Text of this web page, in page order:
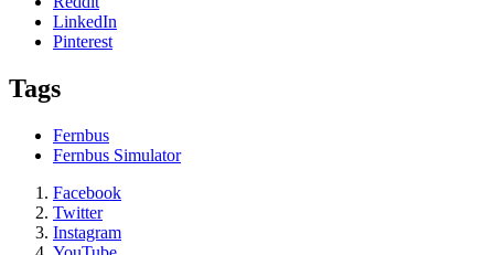
LinkedIn
Pinterest
Tags
Fernbus
Fernbus Simulator
Facebook
Twitter
Instagram